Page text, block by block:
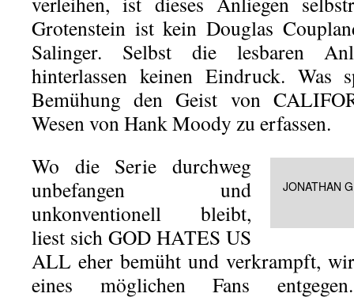
Grotenstein ist kein Douglas
Salinger. Selbst die lesbaren
hinterlassen keinen Eindruck. Was
Bemühung den Geist von
Wesen von Hank Moody zu erfassen.
JONATHAN
Wo die Serie durchweg
unbefangen und
unkonventionell bleibt,
liest sich GOD HATES US
ALL eher bemüht und verkrampft,
eines möglichen Fans